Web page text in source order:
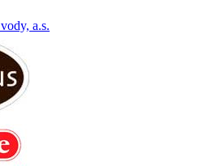
a.s.